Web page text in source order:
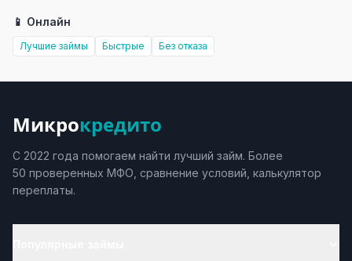
📱 Онлайн
Лучшие займы Быстрые Без отказа
Микрокредито
С 2022 года помогаем найти лучший займ. Более
50 проверенных МФО, сравнение условий, калькулятор
переплаты.